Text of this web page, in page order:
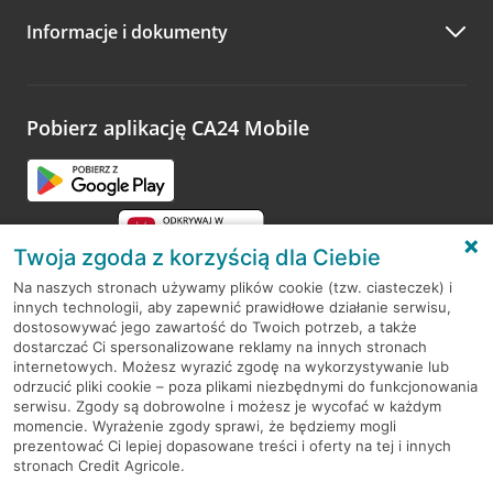
Zachęcamy do podzielenia się z nami opinią o wizycie.
opinie.
Informacje i dokumenty
Pobierz aplikację CA24 Mobile
RODO
Regulamin serwisu
Mapa serwisu
PolitykaCookies
Twoja zgoda z korzyścią dla Ciebie
Na naszych stronach używamy plików cookie (tzw. ciasteczek) i
innych technologii, aby zapewnić prawidłowe działanie serwisu,
dostosowywać jego zawartość do Twoich potrzeb, a także
dostarczać Ci spersonalizowane reklamy na innych stronach
internetowych. Możesz wyrazić zgodę na wykorzystywanie lub
odrzucić pliki cookie – poza plikami niezbędnymi do funkcjonowania
serwisu. Zgody są dobrowolne i możesz je wycofać w każdym
momencie. Wyrażenie zgody sprawi, że będziemy mogli
prezentować Ci lepiej dopasowane treści i oferty na tej i innych
stronach Credit Agricole.